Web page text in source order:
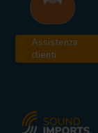
Assistenza
clienti